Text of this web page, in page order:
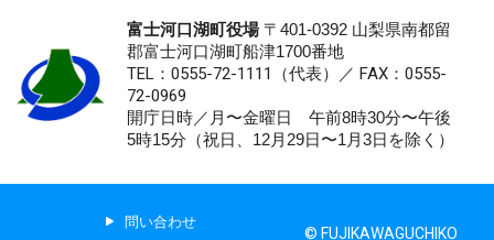
富士河口湖町役場〒401-0392 山梨県南都留
郡富士河口湖町船津1700番地
TEL：0555-72-1111 （代表）／ FAX：0555-
72-0969
開庁日時／月〜金曜日 午前8時30分〜午後
5時15分（祝日、12月29日〜1月3日を除く）
問い合わせ
© FUJIKAWAGUCHIKO